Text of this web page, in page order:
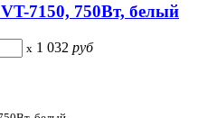
7150, 750Вт, белый
x 1 032 руб